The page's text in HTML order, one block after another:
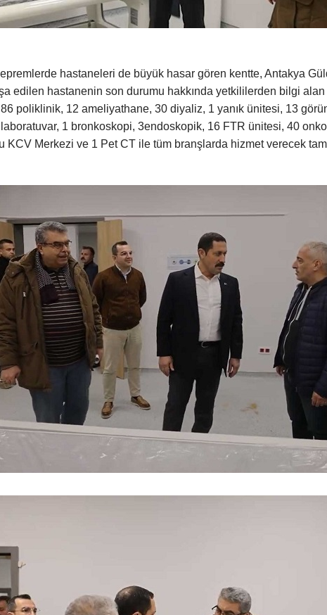
hastaneleri de büyük hasar gören kentte, Antakya
edilen hastanenin son durumu hakkında yetkililerden bilgi
86 poliklinik, 12 ameliyathane, 30 diyaliz, 1 yanık ünitesi, 13
laboratuvar, 1 bronkoskopi, 3endoskopik, 16 FTR ünitesi, 40
KCV Merkezi ve 1 Pet CT ile tüm branşlarda hizmet verecek